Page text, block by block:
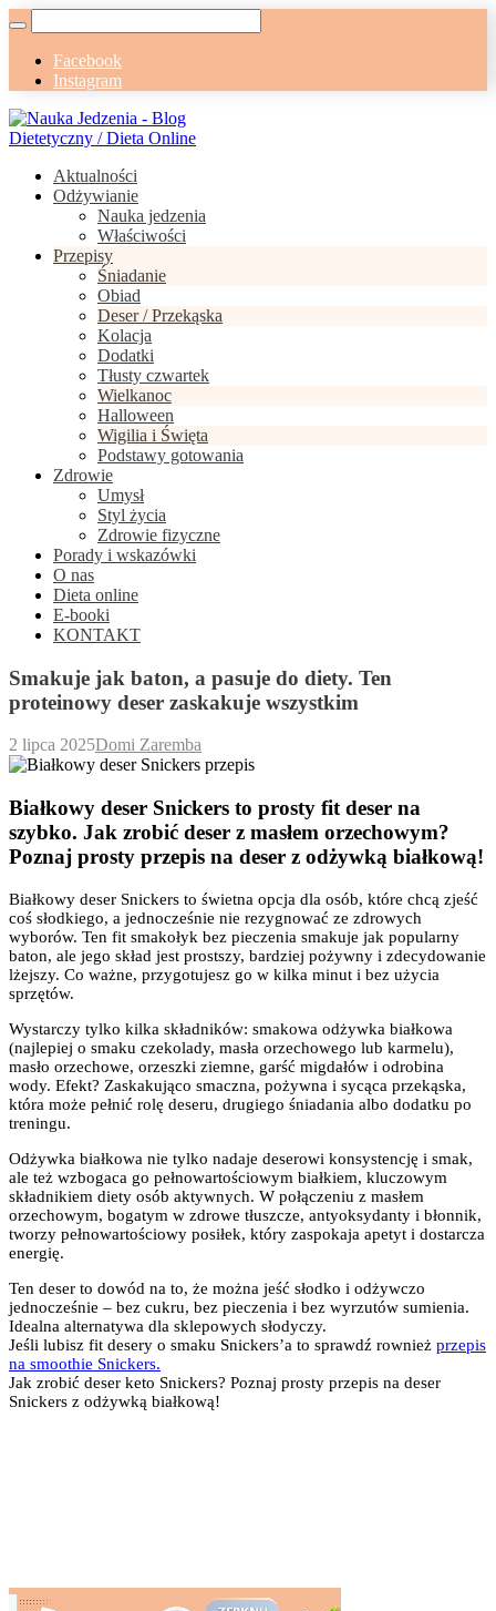
Facebook
Instagram
Aktualności
Odżywianie
Nauka jedzenia
Właściwości
Przepisy
Śniadanie
Obiad
Deser / Przekąska
Kolacja
Dodatki
Tłusty czwartek
Wielkanoc
Halloween
Wigilia i Święta
Podstawy gotowania
Zdrowie
Umysł
Styl życia
Zdrowie fizyczne
Porady i wskazówki
O nas
Dieta online
E-booki
KONTAKT
Smakuje jak baton, a pasuje do diety. Ten
proteinowy deser zaskakuje wszystkim
2 lipca 2025Domi Zaremba
Białkowy deser Snickers to prosty fit deser na
szybko. Jak zrobić deser z masłem orzechowym?
Poznaj prosty przepis na deser z odżywką białkową!
Białkowy deser Snickers to świetna opcja dla osób, które chcą zjeść
coś słodkiego, a jednocześnie nie rezygnować ze zdrowych
wyborów. Ten fit smakołyk bez pieczenia smakuje jak popularny
baton, ale jego skład jest prostszy, bardziej pożywny i zdecydowanie
lżejszy. Co ważne, przygotujesz go w kilka minut i bez użycia
sprzętów.
Wystarczy tylko kilka składników: smakowa odżywka białkowa
(najlepiej o smaku czekolady, masła orzechowego lub karmelu),
masło orzechowe, orzeszki ziemne, garść migdałów i odrobina
wody. Efekt? Zaskakująco smaczna, pożywna i sycąca przekąska,
która może pełnić rolę deseru, drugiego śniadania albo dodatku po
treningu.
Odżywka białkowa nie tylko nadaje deserowi konsystencję i smak,
ale też wzbogaca go pełnowartościowym białkiem, kluczowym
składnikiem diety osób aktywnych. W połączeniu z masłem
orzechowym, bogatym w zdrowe tłuszcze, antyoksydanty i błonnik,
tworzy pełnowartościowy posiłek, który zaspokaja apetyt i dostarcza
energię.
Ten deser to dowód na to, że można jeść słodko i odżywczo
jednocześnie – bez cukru, bez pieczenia i bez wyrzutów sumienia.
Idealna alternatywa dla sklepowych słodyczy.
Jeśli lubisz fit desery o smaku Snickers’a to sprawdź rownież przepis
na smoothie Snickers.
Jak zrobić deser keto Snickers? Poznaj prosty przepis na deser
Snickers z odżywką białkową!